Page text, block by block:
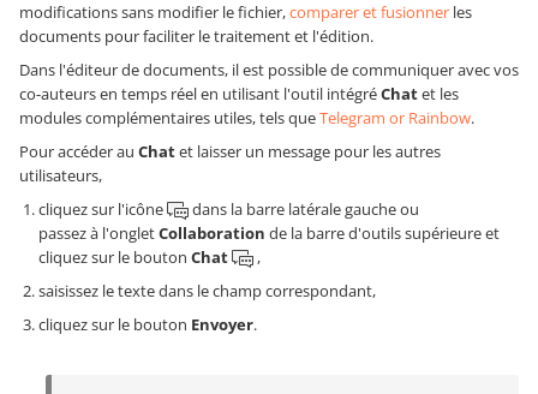
modifications sans modifier le fichier,comparer et fusionner les
documents pour faciliter le traitement et l'édition.
Dans l'éditeur de documents, il est possible de communiquer avec vos
co-auteurs en temps réel en utilisant l'outil intégréChatet les
modules complémentaires utiles, tels queTelegram or Rainbow.
Pour accéder au Chatet laisser un message pour les autres
utilisateurs,
cliquez sur l'icône
dans la barre latérale gauche ou
passez à l'ongletCollaboration de la barre d'outils supérieure et
cliquez sur le bouton Chat
,
saisissez le texte dans le champ correspondant,
cliquez sur le bouton Envoyer.